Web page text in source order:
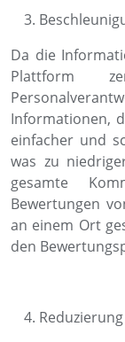
Da die
Plattform
Informationen,
einfacher und
was zu
gesamte
Bewertungen
an einem Ort
den